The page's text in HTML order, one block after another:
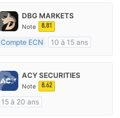
DBG MARKETS
Note 8.81
Compte ECN
10 à 15 ans
Market Making (MM)
Etiquette principale MT4
ACY SECURITIES
Note 8.62
15 à 20 ans